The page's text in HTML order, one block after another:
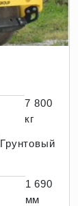
7 800
кг
Грунтовый
1 690
мм